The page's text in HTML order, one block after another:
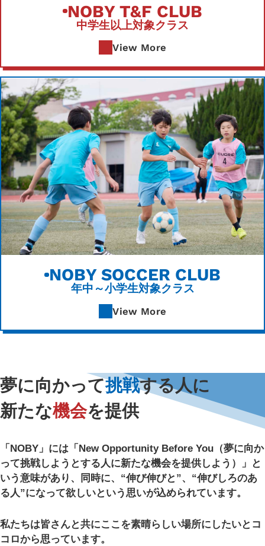
NOBY T&F CLUB
中学生以上対象クラス
View More
NOBY SOCCER CLUB
年中～小学生対象クラス
View More
夢に向かって挑戦する人に
新たな機会を提供
「NOBY」には 「New Opportunity Before You （夢に向か
って挑戦しようとする人に新たな機会を提供しよう）」と
いう意味があり、
同時に、“伸び伸びと”、“伸びしろのあ
る人”になって欲しいという思いが込められています。
私たちは皆さんと共にここを素晴らしい場所に したいとコ
コロから思っています。